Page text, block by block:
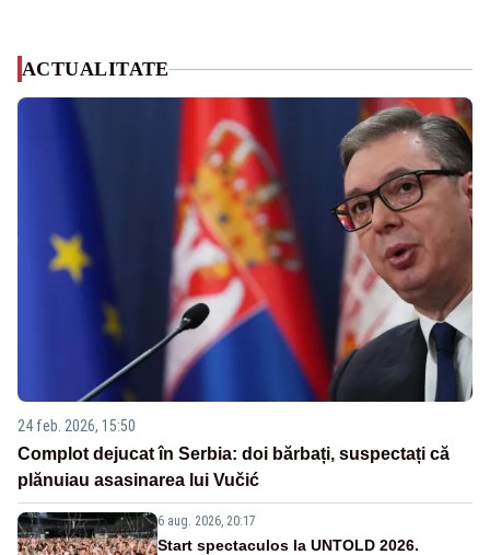
ACTUALITATE
24 feb. 2026, 15:50
Complot dejucat în Serbia: doi bărbați, suspectați că
plănuiau asasinarea lui Vučić
6 aug. 2026, 20:17
Start spectaculos la UNTOLD 2026.